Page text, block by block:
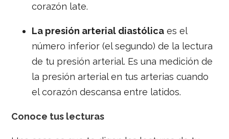
corazón late.
La presión arterial diastólica es el
número inferior (el segundo) de la lectura
de tu presión arterial. Es una medición de
la presión arterial en tus arterias cuando
el corazón descansa entre latidos.
Conoce tus lecturas